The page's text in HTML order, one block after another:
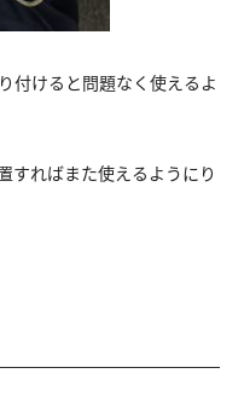
付けると問題なく使えるよ
すればまた使えるようにり